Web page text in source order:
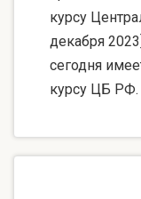
курсу
декабря
сегодня
курсу ЦБ РФ.